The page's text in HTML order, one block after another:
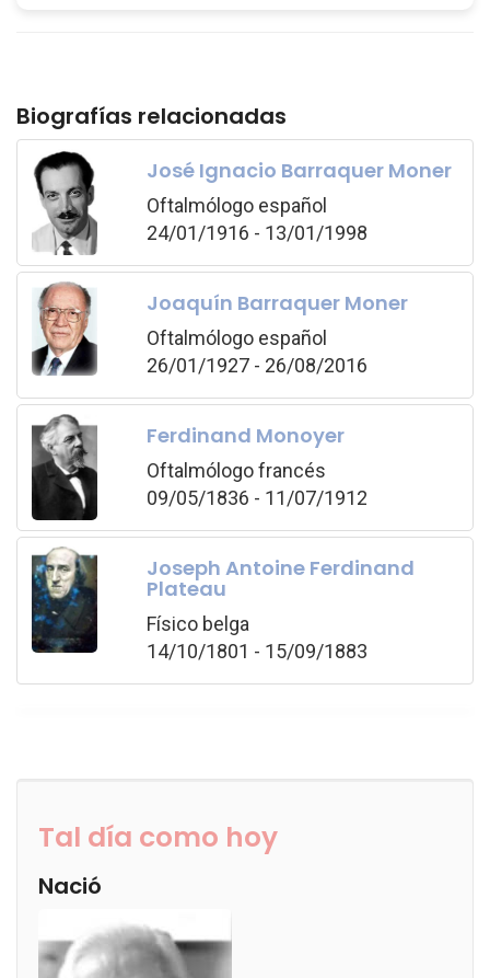
Biografías relacionadas
José Ignacio Barraquer Moner
Oftalmólogo español
24/01/1916 - 13/01/1998
Joaquín Barraquer Moner
Oftalmólogo español
26/01/1927 - 26/08/2016
Ferdinand Monoyer
Oftalmólogo francés
09/05/1836 - 11/07/1912
Joseph Antoine Ferdinand
Plateau
Físico belga
14/10/1801 - 15/09/1883
Tal día como hoy
Nació